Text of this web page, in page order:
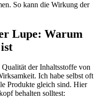
So ⁣kann ‌die Wirkung​ der
Lupe: Warum
der Inhaltsstoffe von
Ich habe⁤ selbst oft
​Produkte gleich⁤ sind. ​Hier
behalten solltest: